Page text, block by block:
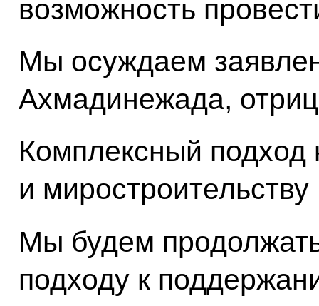
возможность
Мы осуждаем
Ахмадинежада,
Комплексный подход
и миростроительству
Мы будем
подходу к